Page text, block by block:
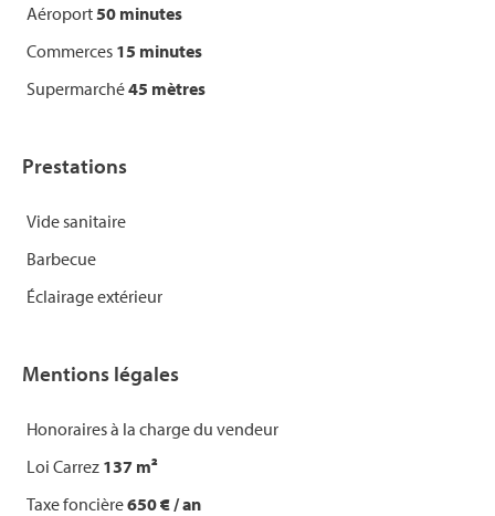
Aéroport50 minutes
Commerces 15 minutes
Supermarché45 mètres
Prestations
Vide sanitaire
Barbecue
Éclairage extérieur
Mentions légales
Honoraires à la charge du vendeur
Loi Carrez 137 m²
Taxe foncière650 € / an